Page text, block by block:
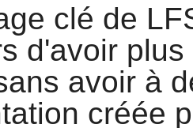
clé de
d'avoir
avoir à
créée